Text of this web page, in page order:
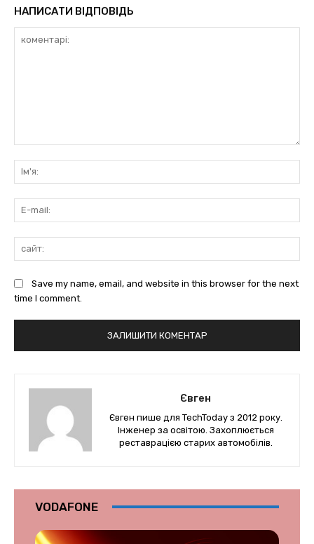
НАПИСАТИ ВІДПОВІДЬ
Save my name, email, and website in this browser for the next
time I comment.
Євген
Євген пише для TechToday з 2012 року.
Інженер за освітою. Захоплюється
реставрацією старих автомобілів.
VODAFONE